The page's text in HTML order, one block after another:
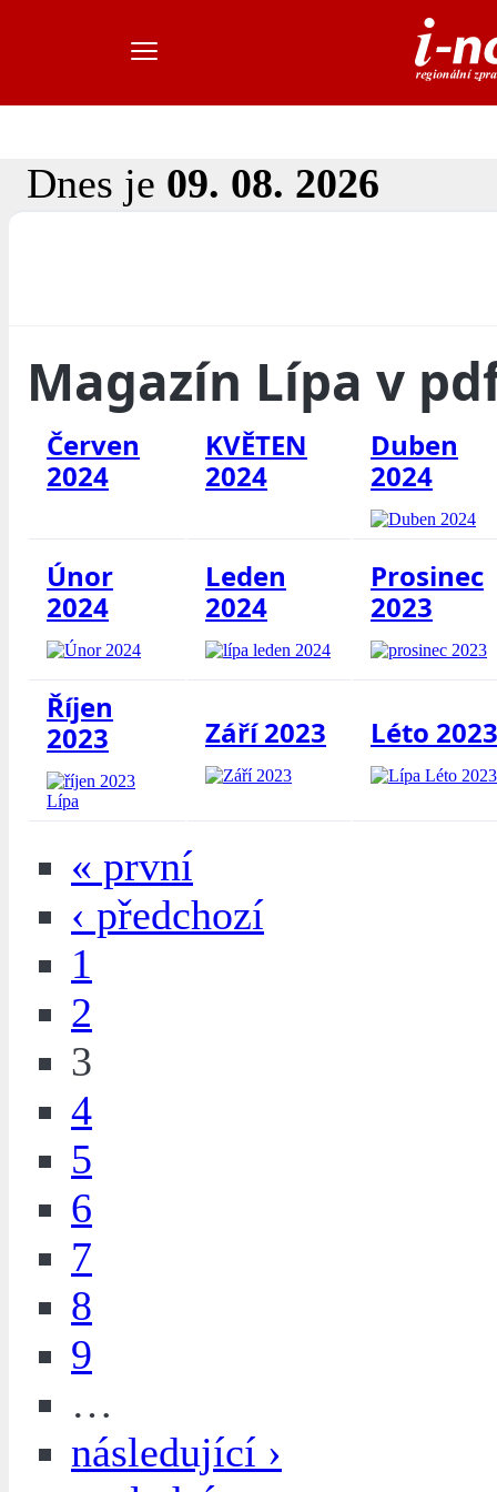
Dnes je 09. 08. 2026
Magazín Lípa v
Červen
2024
KVĚTEN
2024
Duben
2024
Únor
2024
Leden
2024
Prosinec
2023
Říjen
2023
Září 2023 Léto 2023
« první
‹ předchozí
1
2
3
4
5
6
7
8
9
…
následující ›